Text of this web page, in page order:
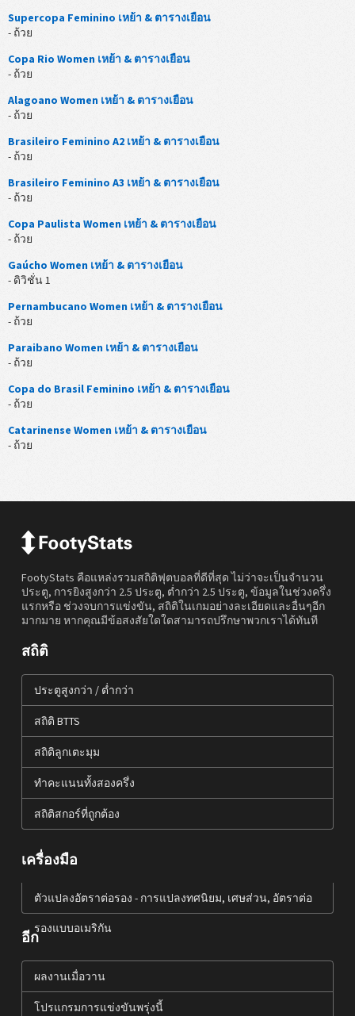
Supercopa Feminino เหย้า & ตารางเยือน
- ถ้วย
Copa Rio Women เหย้า & ตารางเยือน
- ถ้วย
Alagoano Women เหย้า & ตารางเยือน
- ถ้วย
Brasileiro Feminino A2 เหย้า & ตารางเยือน
- ถ้วย
Brasileiro Feminino A3 เหย้า & ตารางเยือน
- ถ้วย
Copa Paulista Women เหย้า & ตารางเยือน
- ถ้วย
Gaúcho Women เหย้า & ตารางเยือน
- ดิวิชั่น 1
Pernambucano Women เหย้า & ตารางเยือน
- ถ้วย
Paraibano Women เหย้า & ตารางเยือน
- ถ้วย
Copa do Brasil Feminino เหย้า & ตารางเยือน
- ถ้วย
Catarinense Women เหย้า & ตารางเยือน
- ถ้วย
FootyStats คือแหล่งรวมสถิติฟุตบอลที่ดีที่สุด ไม่ว่าจะเป็นจำนวน
ประตู, การยิงสูงกว่า 2.5 ประตู, ต่ำกว่า 2.5 ประตู, ข้อมูลในช่วงครึ่ง
แรกหรือ ช่วงจบการแข่งขัน, สถิติในเกมอย่างละเอียดและอื่นๆอีก
มากมาย หากคุณมีข้อสงสัยใดใดสามารถปรึกษาพวกเราได้ทันที
สถิติ
ประตูสูงกว่า / ต่ำกว่า
สถิติ BTTS
สถิติลูกเตะมุม
ทำคะแนนทั้งสองครึ่ง
สถิติสกอร์ที่ถูกต้อง
เครื่องมือ
ตัวแปลงอัตราต่อรอง - การแปลงทศนิยม, เศษส่วน, อัตราต่อ
รองแบบอเมริกัน
อีก
ผลงานเมื่อวาน
โปรแกรมการแข่งขันพรุ่งนี้